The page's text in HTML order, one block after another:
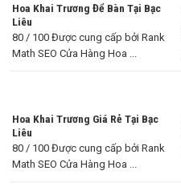
Hoa Khai Trương Để Bàn Tại Bạc
Liêu
80 / 100 Được cung cấp bởi Rank
Math SEO Cửa Hàng Hoa ...
Hoa Khai Trương Giá Rẻ Tại Bạc
Liêu
80 / 100 Được cung cấp bởi Rank
Math SEO Cửa Hàng Hoa ...